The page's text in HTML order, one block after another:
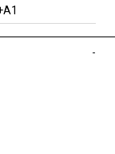
-